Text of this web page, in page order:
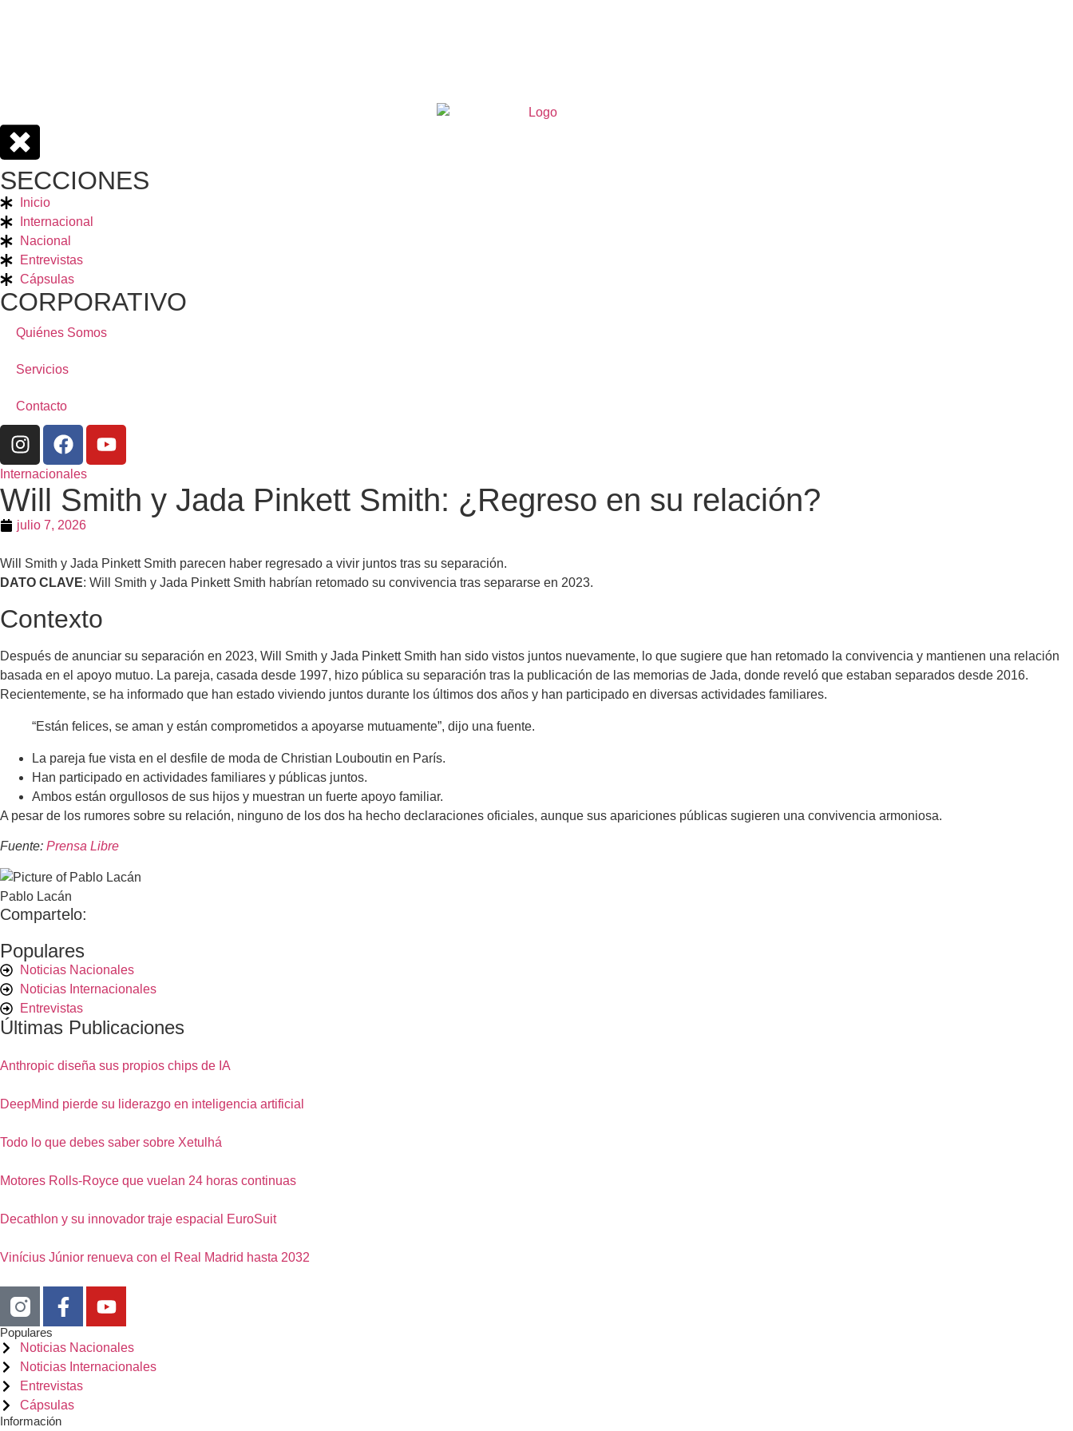
SECCIONES
Inicio
Internacional
Nacional
Entrevistas
Cápsulas
CORPORATIVO
Quiénes Somos
Servicios
Contacto
Internacionales
Will Smith y Jada Pinkett Smith: ¿Regreso en su relación?
julio 7, 2026
Will Smith y Jada Pinkett Smith parecen haber regresado a vivir juntos tras su separación.
DATO CLAVE: Will Smith y Jada Pinkett Smith habrían retomado su convivencia tras separarse en 2023.
Contexto
Después de anunciar su separación en 2023, Will Smith y Jada Pinkett Smith han sido vistos juntos nuevamente, lo que sugiere que han retomado la convivencia y mantienen una relación
basada en el apoyo mutuo. La pareja, casada desde 1997, hizo pública su separación tras la publicación de las memorias de Jada, donde reveló que estaban separados desde 2016.
Recientemente, se ha informado que han estado viviendo juntos durante los últimos dos años y han participado en diversas actividades familiares.
“Están felices, se aman y están comprometidos a apoyarse mutuamente”, dijo una fuente.
La pareja fue vista en el desfile de moda de Christian Louboutin en París.
Han participado en actividades familiares y públicas juntos.
Ambos están orgullosos de sus hijos y muestran un fuerte apoyo familiar.
A pesar de los rumores sobre su relación, ninguno de los dos ha hecho declaraciones oficiales, aunque sus apariciones públicas sugieren una convivencia armoniosa.
Fuente: Prensa Libre
Pablo Lacán
Compartelo:
Populares
Noticias Nacionales
Noticias Internacionales
Entrevistas
Últimas Publicaciones
Anthropic diseña sus propios chips de IA
DeepMind pierde su liderazgo en inteligencia artificial
Todo lo que debes saber sobre Xetulhá
Motores Rolls-Royce que vuelan 24 horas continuas
Decathlon y su innovador traje espacial EuroSuit
Vinícius Júnior renueva con el Real Madrid hasta 2032
Populares
Noticias Nacionales
Noticias Internacionales
Entrevistas
Cápsulas
Información